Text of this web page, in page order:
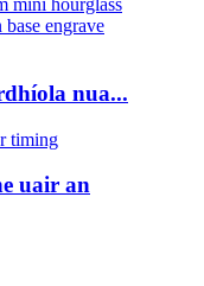
nua...
uair an